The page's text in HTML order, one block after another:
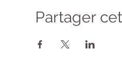
Partager